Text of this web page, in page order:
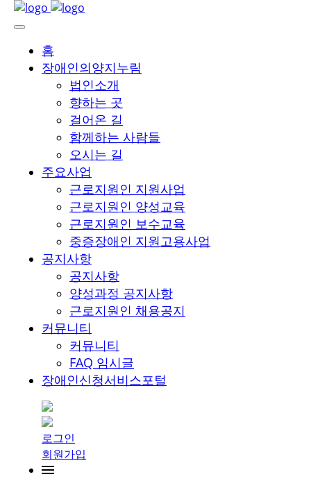
홈
장애인의양지누림
법인소개
향하는 곳
걸어온 길
함께하는 사람들
오시는 길
주요사업
근로지원인 지원사업
근로지원인 양성교육
근로지원인 보수교육
중증장애인 지원고용사업
공지사항
공지사항
양성과정 공지사항
근로지원인 채용공지
커뮤니티
커뮤니티
FAQ 임시글
장애인신청서비스포털
로그인
회원가입